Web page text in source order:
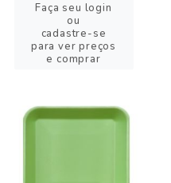
Faça seu login
ou
cadastre-se
para ver preços
e comprar